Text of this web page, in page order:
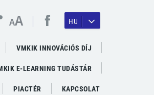
AA HU
VMKIK INNOVÁCIÓS DÍJ
E-LEARNING TUDÁSTÁR
PIACTÉR KAPCSOLAT